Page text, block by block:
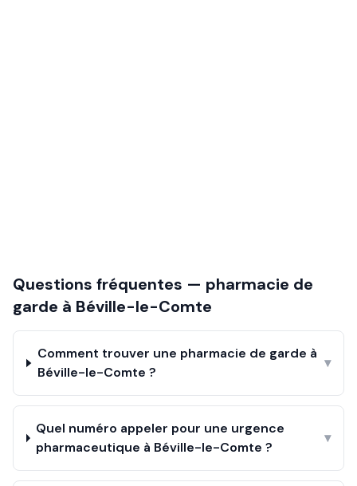
Questions fréquentes — pharmacie de
garde à Béville-le-Comte
Comment trouver une pharmacie de garde à
Béville-le-Comte ?
▾
Quel numéro appeler pour une urgence
pharmaceutique à Béville-le-Comte ?
▾